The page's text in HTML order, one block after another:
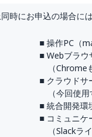
時にお申込の場合に
■ 操作PC（
■ Webブラウ
（Chrome
■ クラウドサ
（今回使用
■ 統合開発環
■ コミュニケ
（Slackラ